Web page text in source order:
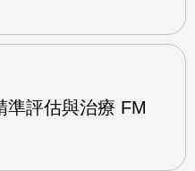
準評估與治療 FM